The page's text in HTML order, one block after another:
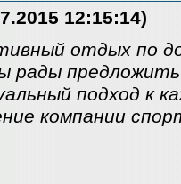
12:15:14)
отдых по
рады
подход к
компании